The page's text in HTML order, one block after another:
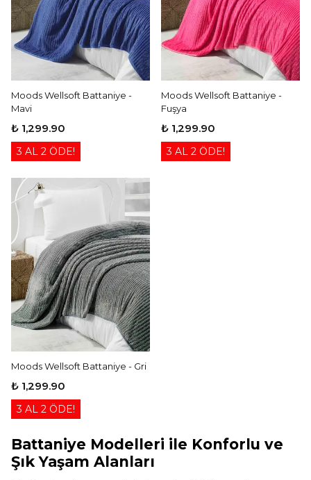
Moods Wellsoft Battaniye -
Mavi
₺ 1,299.90
3 AL 2 ÖDE!
Moods Wellsoft Battaniye -
Fuşya
₺ 1,299.90
3 AL 2 ÖDE!
Moods Wellsoft Battaniye - Gri
₺ 1,299.90
3 AL 2 ÖDE!
Battaniye Modelleri ile Konforlu ve
Şık Yaşam Alanları